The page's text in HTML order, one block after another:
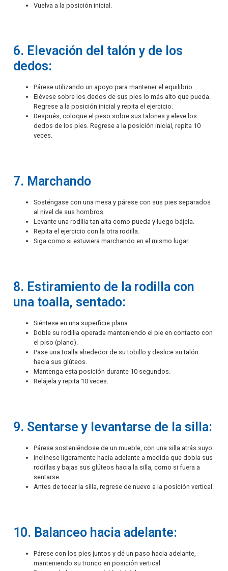
Vuelva a la posición inicial.
6. Elevación del talón y de los
dedos:
Párese utilizando un apoyo para mantener el equilibrio.
Elévese sobre los dedos de sus pies lo más alto que pueda.
Regrese a la posición inicial y repita el ejercicio.
Después, coloque el peso sobre sus talones y eleve los
dedos de los pies. Regrese a la posición inicial, repita 10
veces.
7. Marchando
Sosténgase con una mesa y párese con sus pies separados
al nivel de sus hombros.
Levante una rodilla tan alta como pueda y luego bájela.
Repita el ejercicio con la otra rodilla.
Siga como si estuviera marchando en el mismo lugar.
8. Estiramiento de la rodilla con
una toalla, sentado:
Siéntese en una superficie plana.
Doble su rodilla operada manteniendo el pie en contacto con
el piso (plano).
Pase una toalla alrededor de su tobillo y deslice su talón
hacia sus glúteos.
Mantenga esta posición durante 10 segundos.
Relájela y repita 10 veces.
9. Sentarse y levantarse de la silla:
Párese sosteniéndose de un mueble, con una silla atrás suyo.
Inclínese ligeramente hacia adelante a medida que dobla sus
rodillas y bajas sus glúteos hacia la silla, como si fuera a
sentarse.
Antes de tocar la silla, regrese de nuevo a la posición vertical.
10. Balanceo hacia adelante:
Párese con los pies juntos y dé un paso hacia adelante,
manteniendo su tronco en posición vertical.